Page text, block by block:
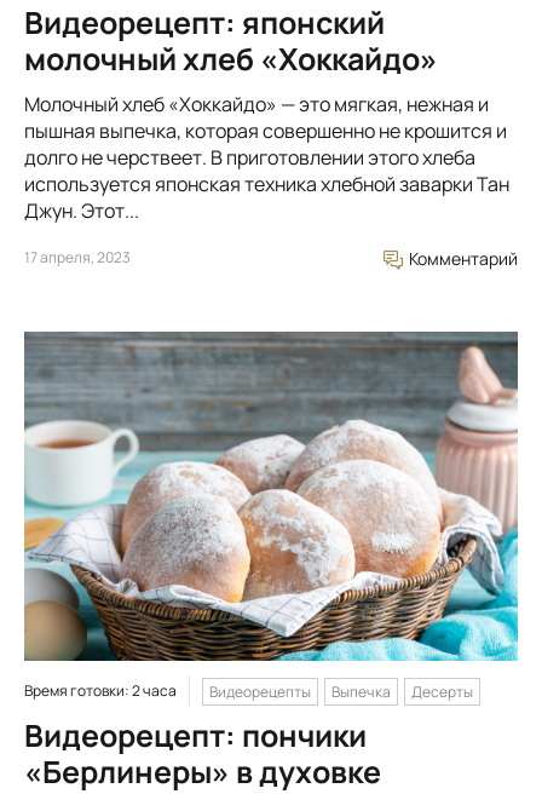
Видеорецепт: японский
молочный хлеб «Хоккайдо»
Молочный хлеб «Хоккайдо» — это мягкая, нежная и
пышная выпечка, которая совершенно не крошится и
долго не черствеет. В приготовлении этого хлеба
используется японская техника хлебной заварки Тан
Джун. Этот...
17 апреля, 2023 Комментарий
Время готовки: 2 часа Видеорецепты Выпечка Десерты
Видеорецепт: пончики
«Берлинеры» в духовке